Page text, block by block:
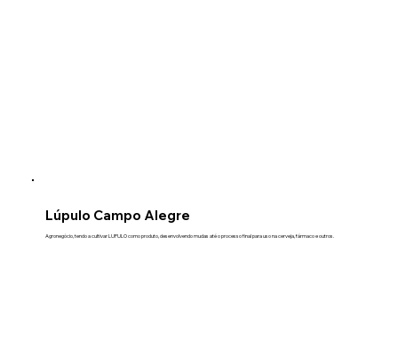
Lúpulo Campo Alegre
Agronegócio, tendo a cultivar LUPULO como produto, desenvolvendo mudas até o processo final para uso na cerveja, fármaco e outros.